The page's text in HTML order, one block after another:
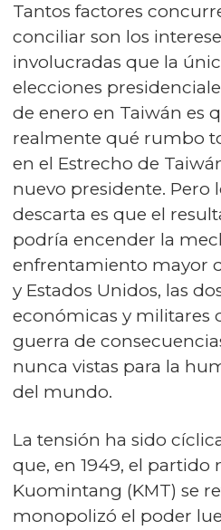
Tantos factores
conciliar son los
involucradas que la
elecciones
de enero en Taiwán es
realmente qué rumbo
en el Estrecho de
nuevo presidente. Pero
descarta es que el
podría encender la
enfrentamiento mayor
y Estados Unidos, las
económicas y militares
guerra de
nunca vistas para la
del mundo.
La tensión ha sido
que, en 1949, el partido
Kuomintang (KMT) se
monopolizó el poder